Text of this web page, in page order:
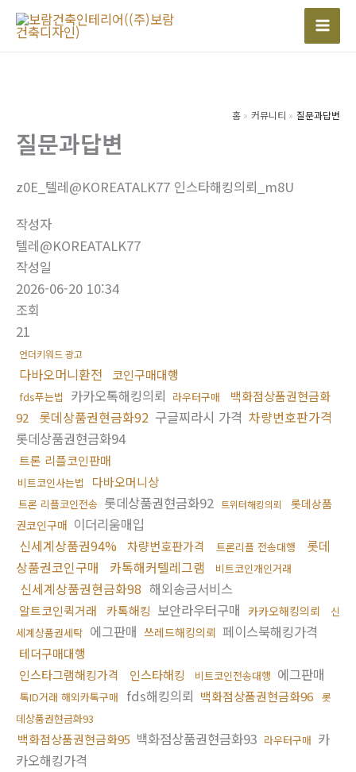
Main
홈 커뮤니티 질문과답변
질문과답변
z0E_텔레@KOREATALK77 인스타해킹의뢰_m8U
작성자
텔레@KOREATALK77
작성일
2026-06-20 10:34
조회
21
언더키워드 광고
다바오머니환전 코인구매대행
fds푸는법 카카오톡해킹의뢰 라우터구매
백화점상품권현금화
92
롯데상품권현금화92 구글찌라시 가격 차량번호판가격
롯데상품권현금화94
트론 리플코인판매
비트코인사는법 다바오머니상
트론 리플코인전송 롯데상품권현금화92 트위터해킹의뢰
롯데상품
권코인구매 이더리움매입
신세계상품권94%
차량번호판가격 트론리플 전송대행
롯데
상품권코인구매
카톡해커텔레그램 비트코인개인거래
신세계상품권현금화98 해외송금서비스
알트코인퀵거래 카톡해킹 보안라우터구매 카카오해킹의뢰
신
세계상품권세탁 에그판매 쓰레드해킹의뢰 페이스북해킹가격
테더구매대행
인스타그램해킹가격
인스타해킹 비트코인전송대행 에그판매
톡ID거래 해외카톡구매 fds해킹의뢰 백화점상품권현금화96 롯
데상품권현금화93
백화점상품권현금화95 백화점상품권현금화93 라우터구매 카
카오해킹가격